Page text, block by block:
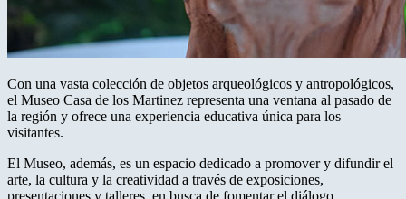
Con una vasta colección de objetos arqueológicos y antropológicos,
el Museo Casa de los Martinez representa una ventana al pasado de
la región y ofrece una experiencia educativa única para los
visitantes.
El Museo, además, es un espacio dedicado a promover y difundir el
arte, la cultura y la creatividad a través de exposiciones,
presentaciones y talleres, en busca de fomentar el diálogo